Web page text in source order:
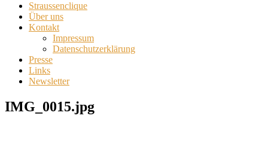
Straussenclique
Über uns
Kontakt
Impressum
Datenschutzerklärung
Presse
Links
Newsletter
IMG_0015.jpg